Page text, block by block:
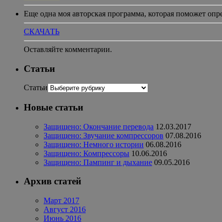
Еще одна моя авторская программа, которая поможет
СКАЧАТЬ
Оставляйте комментарии.
Статьи
Статьи
Новые статьи
Защищено: Окончание перевода 12.03.2017
Защищено: Звучание компрессоров 07.08.2016
Защищено: Немного истории 06.08.2016
Защищено: Компрессоры 10.06.2016
Защищено: Пампинг и дыхание 09.05.2016
Архив статей
Март 2017
Август 2016
Июнь 2016